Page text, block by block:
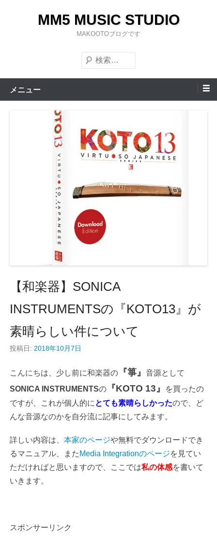
キ
MM5 MUSIC STUDIO
MAKOOTOブログです
検
索
メニュー
【和楽器】SONICA
INSTRUMENTSの『KOTO13』が
素晴らしい件について
投稿日: 2018年10月7日
こんにちは、少し前に和楽器の 『箏』
音源として
SONICA INSTRUMENTSの 『KOTO 13』
を買ったの
ですが、これが個人的に とても素晴らしかったので、ど
んな音源なのかを自分流に記事にしてみます。
詳しい内容は、 本家のページや無料でダウンロードでき
るマニュアル、また Media Integrationのページを見てい
ただければと思いますので、ここでは私の体感を書いて
いきます。
スポンサーリンク